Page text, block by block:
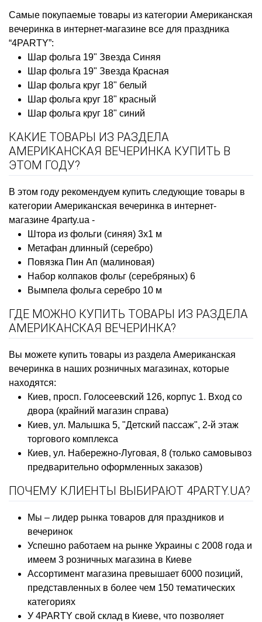
Самые покупаемые товары из категории Американская
вечеринка в интернет-магазине все для праздника
“4PARTY”:
Шар фольга 19" Звезда Синяя
Шар фольга 19" Звезда Красная
Шар фольга круг 18" белый
Шар фольга круг 18" красный
Шар фольга круг 18" синий
КАКИЕ ТОВАРЫ ИЗ РАЗДЕЛА
АМЕРИКАНСКАЯ ВЕЧЕРИНКА КУПИТЬ В
ЭТОМ ГОДУ?
В этом году рекомендуем купить следующие товары в
категории Американская вечеринка в интернет-
магазине 4party.ua -
Штора из фольги (синяя) 3х1 м
Метафан длинный (серебро)
Повязка Пин Ап (малиновая)
Набор колпаков фольг (серебряных) 6
Вымпела фольга серебро 10 м
ГДЕ МОЖНО КУПИТЬ ТОВАРЫ ИЗ РАЗДЕЛА
АМЕРИКАНСКАЯ ВЕЧЕРИНКА?
Вы можете купить товары из раздела Американская
вечеринка в наших розничных магазинах, которые
находятся:
Киев, просп. Голосеевский 126, корпус 1. Вход со
двора (крайний магазин справа)
Киев, ул. Малышка 5, "Детский пассаж", 2-й этаж
торгового комплекса
Киев, ул. Набережно-Луговая, 8 (только самовывоз
предварительно оформленных заказов)
ПОЧЕМУ КЛИЕНТЫ ВЫБИРАЮТ 4PARTY.UA?
Мы – лидер рынка товаров для праздников и
вечеринок
Успешно работаем на рынке Украины с 2008 года и
имеем 3 розничных магазина в Киеве
Ассортимент магазина превышает 6000 позиций,
представленных в более чем 150 тематических
категориях
У 4PARTY свой склад в Киеве, что позволяет